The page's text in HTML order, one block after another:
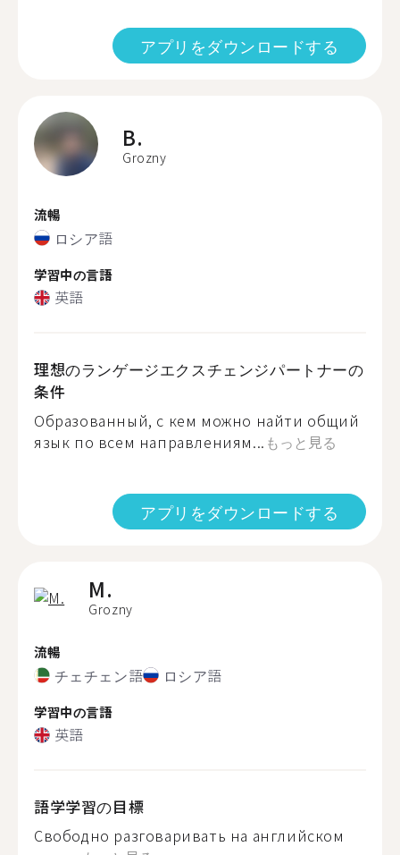
アプリをダウンロードする
B.
Grozny
流暢
ロシア語
学習中の言語
英語
理想のランゲージエクスチェンジパートナーの
条件
Образованный, с кем можно найти общий
язык по всем направлениям... もっと見る
アプリをダウンロードする
M.
Grozny
流暢
チェチェン語 ロシア語
学習中の言語
英語
語学学習の目標
Свободно разговаривать на английском